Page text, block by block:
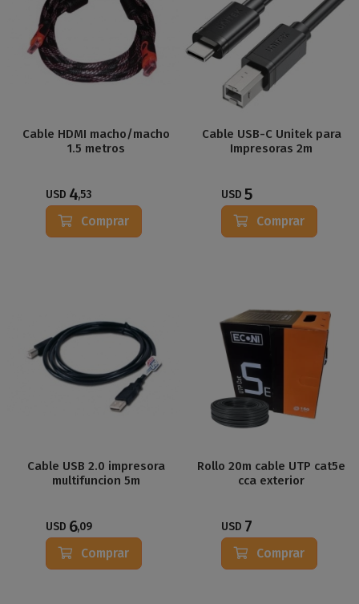
Cable HDMI macho/macho
1.5 metros
USD 4,53
Comprar
Cable USB-C Unitek para
Impresoras 2m
USD 5
Comprar
Cable USB 2.0 impresora
multifuncion 5m
USD 6,09
Comprar
Rollo 20m cable UTP cat5e
cca exterior
USD 7
Comprar